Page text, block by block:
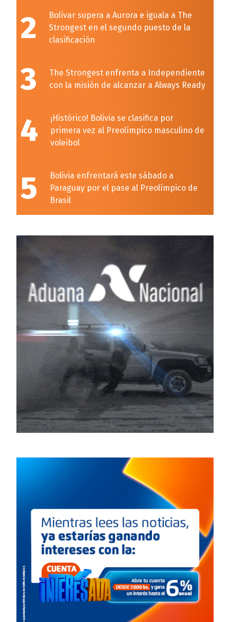
2
Bolívar supera a Aurora e iguala a The
Strongest en el segundo puesto de la
clasificación
3
The Strongest enfrenta a Independiente
con la misión de alcanzar a Always Ready
4
¡Histórico! Bolivia se clasifica por
primera vez al Preolímpico masculino de
voleibol
5
Bolivia enfrentará este sábado a
Paraguay por el pase al Preolímpico de
Brasil